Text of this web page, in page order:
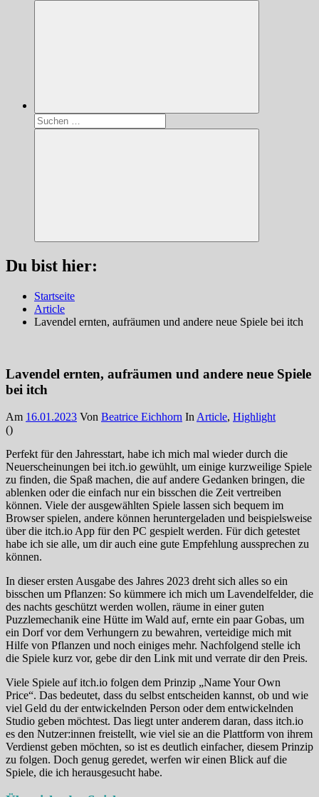
Suchen
nach:
Suchen
Du bist hier:
Startseite
Article
Lavendel ernten, aufräumen und andere neue Spiele bei itch
Lavendel ernten, aufräumen und andere neue Spiele
bei itch
Am 16.01.2023 Von Beatrice Eichhorn In Article, Highlight
()
Perfekt für den Jahresstart, habe ich mich mal wieder durch die
Neuerscheinungen bei itch.io gewühlt, um einige kurzweilige Spiele
zu finden, die Spaß machen, die auf andere Gedanken bringen, die
ablenken oder die einfach nur ein bisschen die Zeit vertreiben
können. Viele der ausgewählten Spiele lassen sich bequem im
Browser spielen, andere können heruntergeladen und beispielsweise
über die itch.io App für den PC gespielt werden. Für dich getestet
habe ich sie alle, um dir auch eine gute Empfehlung aussprechen zu
können.
In dieser ersten Ausgabe des Jahres 2023 dreht sich alles so ein
bisschen um Pflanzen: So kümmere ich mich um Lavendelfelder, die
des nachts geschützt werden wollen, räume in einer guten
Puzzlemechanik eine Hütte im Wald auf, ernte ein paar Gobas, um
ein Dorf vor dem Verhungern zu bewahren, verteidige mich mit
Hilfe von Pflanzen und noch einiges mehr. Nachfolgend stelle ich
die Spiele kurz vor, gebe dir den Link mit und verrate dir den Preis.
Viele Spiele auf itch.io folgen dem Prinzip „Name Your Own
Price“. Das bedeutet, dass du selbst entscheiden kannst, ob und wie
viel Geld du der entwickelnden Person oder dem entwickelnden
Studio geben möchtest. Das liegt unter anderem daran, dass itch.io
es den Nutzer:innen freistellt, wie viel sie an die Plattform von ihrem
Verdienst geben möchten, so ist es deutlich einfacher, diesem Prinzip
zu folgen. Doch genug geredet, werfen wir einen Blick auf die
Spiele, die ich herausgesucht habe.